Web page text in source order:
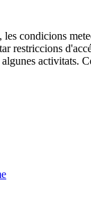
les condicions
restriccions
activitats.